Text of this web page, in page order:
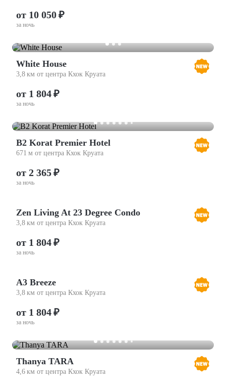
от 10 050 ₽
за ночь
White House
3,8 км от центра Кхок Круата
от 1 804 ₽
за ночь
B2 Korat Premier Hotel
671 м от центра Кхок Круата
от 2 365 ₽
за ночь
Zen Living At 23 Degree Condo
3,8 км от центра Кхок Круата
от 1 804 ₽
за ночь
A3 Breeze
3,8 км от центра Кхок Круата
от 1 804 ₽
за ночь
Thanya TARA
4,6 км от центра Кхок Круата